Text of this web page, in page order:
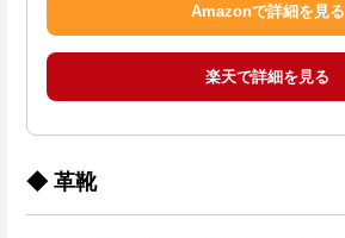
Amazonで詳細を見る
楽天で詳細を見る
◆ 革靴